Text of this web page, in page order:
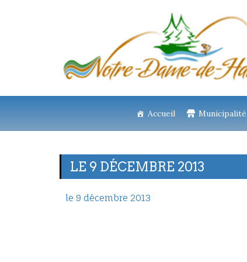
Accueil Municipalité
LE 9 DÉCEMBRE 2013
le 9 décembre 2013